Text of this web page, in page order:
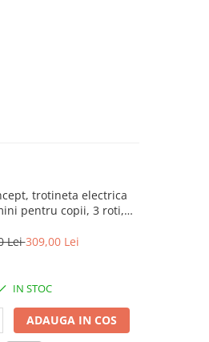
trotineta electrica
pentru copii, 3 roti,
Lei309,00 Lei
IN STOC
ADAUGA IN COS